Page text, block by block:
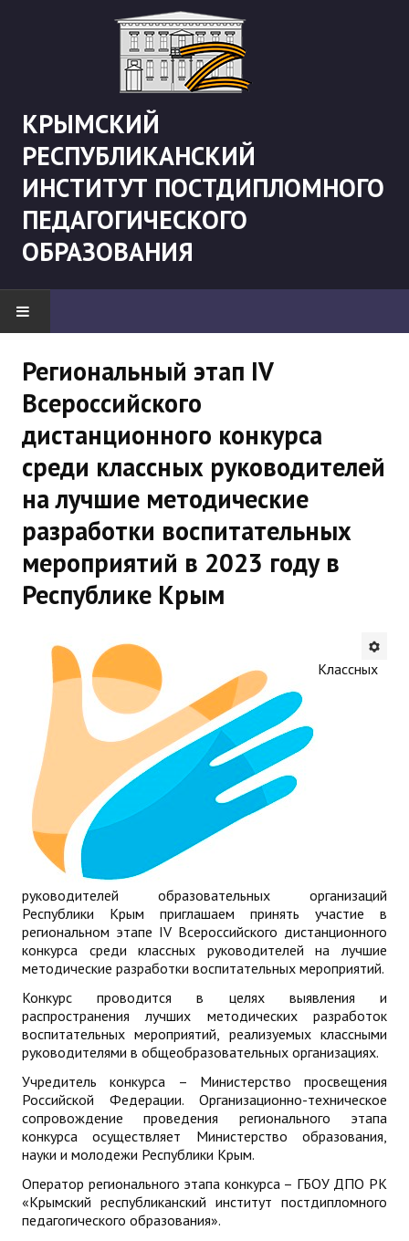
КРЫМСКИЙ
РЕСПУБЛИКАНСКИЙ
ИНСТИТУТ ПОСТДИПЛОМНОГО
ПЕДАГОГИЧЕСКОГО
ОБРАЗОВАНИЯ
"Боевая" русистика
Будни института
АНОНСЫ
ИНСТИТУТ
Противодействие коррупции
В ПОМОЩЬ УЧИТЕЛЮ
Организация УВП
ГИА
Карта ГИА РК
Советуем прочитать
Готовимся к новому учебному году 2026-2027
ДПО
Профессиональная переподготовка
Повышение квалификации
КОНТАКТЫ
Региональный этап IV
Всероссийского
дистанционного конкурса
среди классных руководителей
на лучшие методические
разработки воспитательных
мероприятий в 2023 году в
Республике Крым
Классных
руководителей образовательных организаций
Республики Крым приглашаем принять участие в
региональном этапе IV Всероссийского дистанционного
конкурса среди классных руководителей на лучшие
методические разработки воспитательных мероприятий.
Конкурс проводится в целях выявления и
распространения лучших методических разработок
воспитательных мероприятий, реализуемых классными
руководителями в общеобразовательных организациях.
Учредитель конкурса – Министерство просвещения
Российской Федерации. Организационно-техническое
сопровождение проведения регионального этапа
конкурса осуществляет Министерство образования,
науки и молодежи Республики Крым.
Оператор регионального этапа конкурса – ГБОУ ДПО РК
«Крымский республиканский институт постдипломного
педагогического образования».